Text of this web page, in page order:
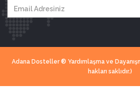
Adana Dosteller ® Yardımlaşma ve
hakları saklıdır.)